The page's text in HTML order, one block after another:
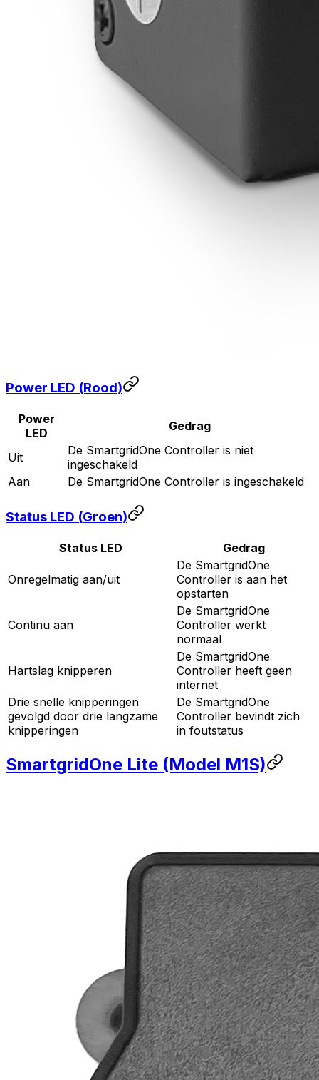
Power LED (Rood)
Power
LED
Gedrag
Uit De SmartgridOne Controller is niet
ingeschakeld
Aan
De SmartgridOne Controller is ingeschakeld
Status LED (Groen)
Status LED Gedrag
Onregelmatig aan/uit
De SmartgridOne
Controller is aan het
opstarten
Continu aan
De SmartgridOne
Controller werkt
normaal
Hartslag knipperen
De SmartgridOne
Controller heeft geen
internet
Drie snelle knipperingen
gevolgd door drie langzame
knipperingen
De SmartgridOne
Controller bevindt zich
in foutstatus
SmartgridOne Lite (Model M1S)